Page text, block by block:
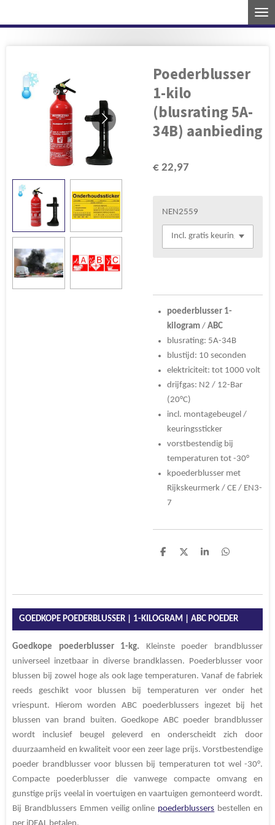
direct
hoofdinhoud
Poederblusser
1-kilo
(blusrating 5A-
34B) aanbieding
€ 22,97
NEN2559
poederblusser 1-
kilogram / ABC
blusrating: 5A-34B
blustijd: 10 seconden
elektriciteit: tot 1000 volt
drijfgas: N2 / 12-Bar
(20°C)
incl. montagebeugel /
keuringssticker
vorstbestendig bij
temperaturen tot -30°
kpoederblusser met
Rijkskeurmerk / CE / EN3-
7
D
D
S
D
GOEDKOPE POEDERBLUSSER | 1-KILOGRAM | ABC POEDER
Goedkope poederblusser 1-kg. Kleinste poeder brandblusser
universeel inzetbaar in diverse brandklassen. Poederblusser voor
blussen bij zowel hoge als ook lage temperaturen. Vanaf de fabriek
reeds geschikt voor blussen bij temperaturen ver onder het
vriespunt. Hierom worden ABC poederblussers ingezet bij het
blussen van brand buiten. Goedkope ABC poeder brandblusser
wordt inclusief beugel geleverd en onderscheidt zich door
duurzaamheid en kwaliteit voor een zeer lage prijs. Vorstbestendige
poeder brandblusser voor blussen bij temperaturen tot wel -30°.
Compacte poederblusser die vanwege compacte omvang en
gunstige prijs veelal in voertuigen en vaartuigen gemonteerd wordt.
Bij Brandblussers Emmen veilig online poederblussers bestellen en